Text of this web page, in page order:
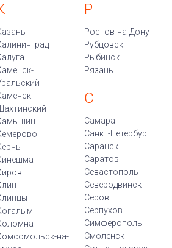
Шахтинский
на-
Р
Ростов-на-Дону
Рубцовск
Рыбинск
Рязань
С
Самара
Санкт-Петербург
Саранск
Саратов
Севастополь
Северодвинск
Серов
Серпухов
Симферополь
Смоленск